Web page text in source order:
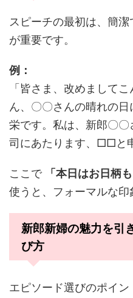
スピーチの最初は、簡
が重要です。
例：
「皆さま、改めまして
ん、〇〇さんの晴れの
栄です。私は、新郎〇
司にあたります、□□と
ここで 「本日はお日柄
使うと、フォーマルな印
新郎新婦の魅力を引
び方
エピソード選びのポイン